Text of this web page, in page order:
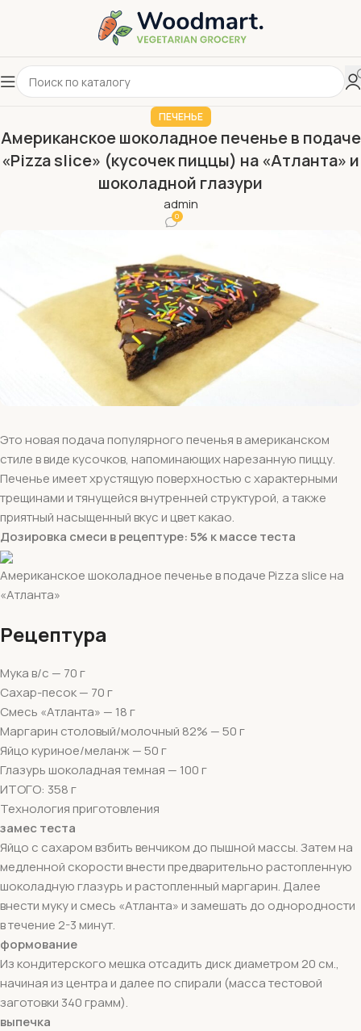
ПЕЧЕНЬЕ
Американское шоколадное печенье в подаче
«Pizza slice» (кусочек пиццы) на «Атланта» и
шоколадной глазури
admin
0
Это новая подача популярного печенья в американском
стиле в виде кусочков, напоминающих нарезанную пиццу.
Печенье имеет хрустящую поверхностью с характерными
трещинами и тянущейся внутренней структурой, а также
приятный насыщенный вкус и цвет какао.
Дозировка смеси в рецептуре: 5% к массе теста
Американское шоколадное печенье в подаче Pizza slice на
«Атланта»
Рецептура
Мука в/с — 70 г
Сахар-песок — 70 г
Смесь «Атланта» — 18 г
Маргарин столовый/молочный 82% — 50 г
Яйцо куриное/меланж — 50 г
Глазурь шоколадная темная — 100 г
ИТОГО: 358 г
Технология приготовления
замес теста
Яйцо с сахаром взбить венчиком до пышной массы. Затем на
медленной скорости внести предварительно растопленную
шоколадную глазурь и растопленный маргарин. Далее
внести муку и смесь «Атланта» и замешать до однородности
в течение 2-3 минут.
формование
Из кондитерского мешка отсадить диск диаметром 20 см.,
начиная из центра и далее по спирали (масса тестовой
заготовки 340 грамм).
выпечка